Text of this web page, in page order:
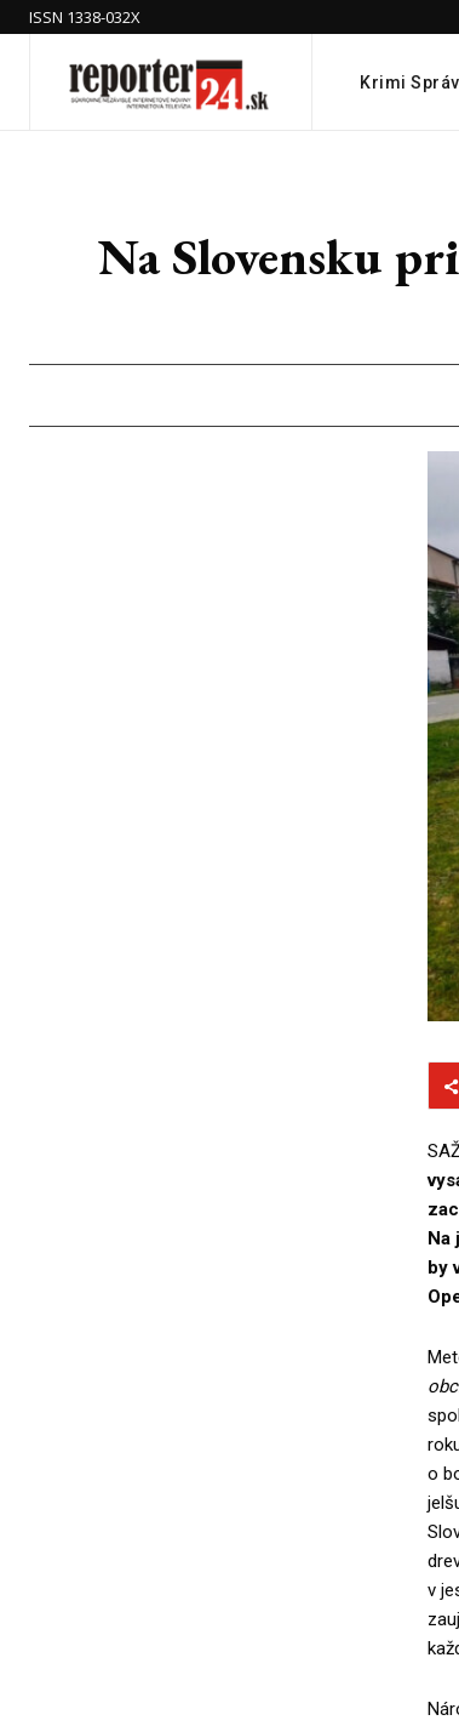
ISSN 1338-032X
Krimi
Na Slovensku
by
o
v